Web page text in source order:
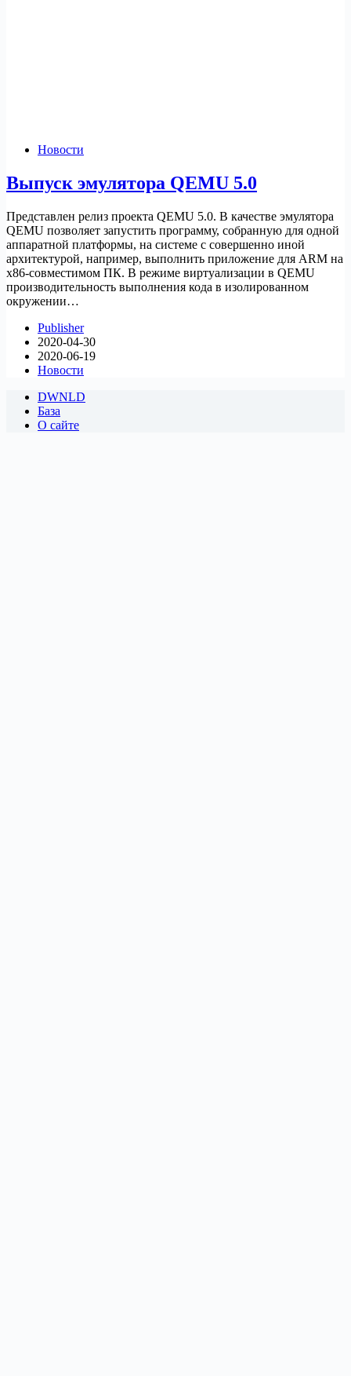
Новости
Выпуск эмулятора QEMU 5.0
Представлен релиз проекта QEMU 5.0. В качестве эмулятора
QEMU позволяет запустить программу, собранную для одной
аппаратной платформы, на системе с совершенно иной
архитектурой, например, выполнить приложение для ARM на
x86-совместимом ПК. В режиме виртуализации в QEMU
производительность выполнения кода в изолированном
окружении…
Publisher
2020-04-30
2020-06-19
Новости
DWNLD
База
О сайте